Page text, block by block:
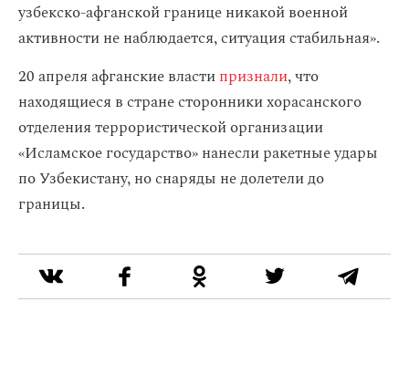
узбекско-афганской границе никакой военной
активности не наблюдается, ситуация стабильная».
20 апреля афганские властипризнали, что
находящиеся в стране сторонники хорасанского
отделения террористической организации
«Исламское государство» нанесли ракетные удары
по Узбекистану, но снаряды не долетели до
границы.